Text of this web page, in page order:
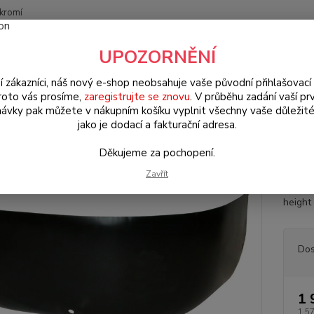
Hledat
Bus Typ 2 (1967 » 79) Karosářské díly (Karosseridele) Roh
zadní/spodní část L - Typ 2
height
1
1
UPOZORNĚNÍ
zákazníci, náš nový e-shop neobsahuje vaše původní přihlašovací
vás prosíme, zaregistrujte se znovu. V průběhu zadání vaší
pak můžete v nákupním košíku vyplnit všechny vaše
jako je dodací a fakturační adresa.
Děkujeme za pochopení.
Zavřít